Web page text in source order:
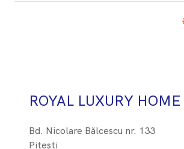
ROYAL LUXURY HOME
Bd. Nicolare Bălcescu nr. 133
Pitești